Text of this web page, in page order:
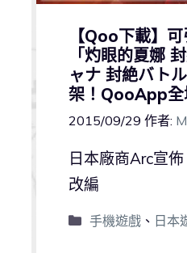
【Qoo下載】
「灼眼的夏娜
ャナ 封絶バト
架！QooApp全
2015/09/29 作者:
日本廠商Arc宣
改編
手機遊戲、 日本